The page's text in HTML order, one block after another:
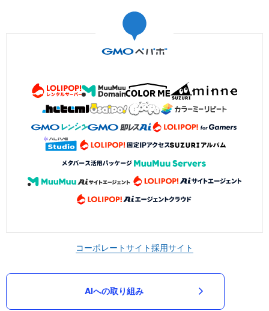
コーポレートサイト採用サイト
AIへの取り組み